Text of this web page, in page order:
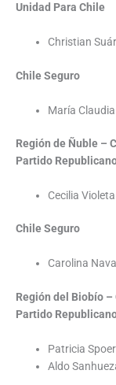
Unidad Para Chile
Christian
Chile Seguro
María
Región de Ñuble –
Partido
Cecilia
Chile Seguro
Carolina
Región del Biobío
Partido
Patricia
Aldo